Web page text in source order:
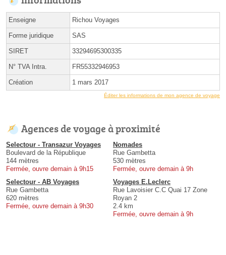
Enseigne Richou Voyages
Forme juridique SAS
SIRET 33294695300335
N° TVA Intra. FR55332946953
Création 1 mars 2017
Éditer les informations de mon agence de voyage
Agences de voyage à proximité
Selectour - Transazur Voyages
Boulevard de la République
144 mètres
Fermée, ouvre demain à 9h15
Nomades
Rue Gambetta
530 mètres
Fermée, ouvre demain à 9h
Selectour - AB Voyages
Rue Gambetta
620 mètres
Fermée, ouvre demain à 9h30
Voyages E.Leclerc
Rue Lavoisier C.C Quai 17 Zone
Royan 2
2.4 km
Fermée, ouvre demain à 9h